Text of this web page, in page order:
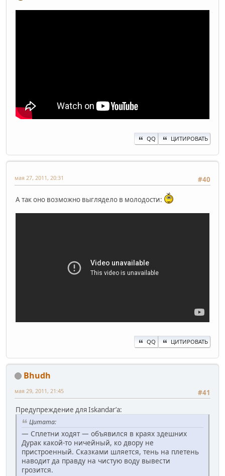
QQ ЦИТИРОВАТЬ
#40
мая 27, 2011, 20:31
А так оно возможно выглядело в молодости:
QQ ЦИТИРОВАТЬ
Bhudh
#41
мая 29, 2011, 21:45
Предупреждение для Iskandarʼа:
Цитата:
— Сплетни ходят — объявился в краях здешних
Дурак какой-то ничейный, ко двору не
пристроенный. Сказками шляется, тень на плетень
наводит да правду на чистую воду вывести
грозится.